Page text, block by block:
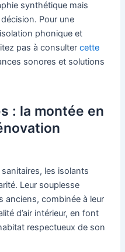
synthétique mais
Pour une
phonique et
pas à consultercette
sonores et solutions
: la montée en
les isolants
Leur souplesse
anciens, combinée à leur
d’air intérieur, en font
respectueux de son